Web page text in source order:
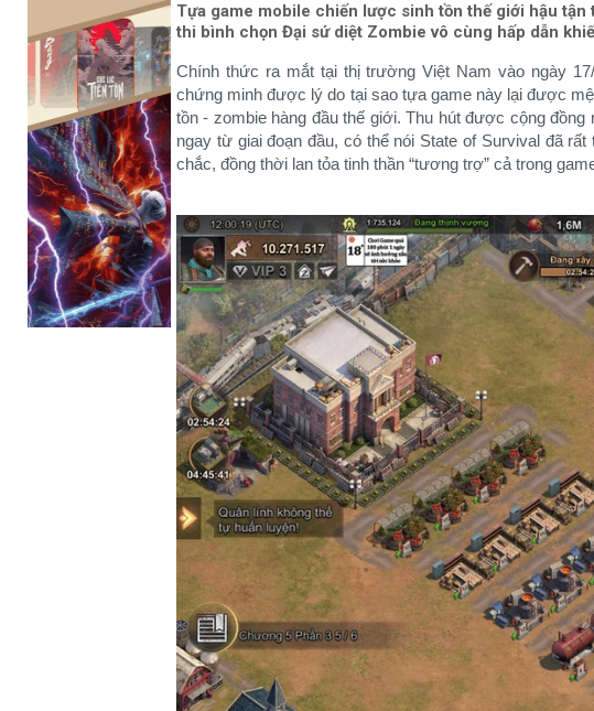
Tựa game mobile chiến lược sinh tồn thế giới hậu
thi bình chọn Đại sứ diệt Zombie vô cùng hấp dẫn
Chính thức ra mắt tại thị trường Việt Nam vào ngày
chứng minh được lý do tại sao tựa game này lại được
tồn - zombie hàng đầu thế giới. Thu hút được cộng
ngay từ giai đoạn đầu, có thể nói State of Survival đã
chắc, đồng thời lan tỏa tinh thần “tương trợ” cả trong